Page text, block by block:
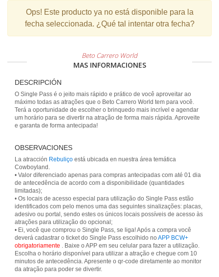
Ops! Este producto ya no está disponible para la
fecha seleccionada. ¿Qué tal intentar otra fecha?
Beto Carrero World
MAS INFORMACIONES
DESCRIPCIÓN
O Single Pass é o jeito mais rápido e prático de você aproveitar ao
máximo todas as atrações que o Beto Carrero World tem para você.
Terá a oportunidade de escolher o brinquedo mais incrível e agendar
um horário para se divertir na atração de forma mais rápida. Aproveite
e garanta de forma antecipada!
OBSERVACIONES
La atracción Rebuliço está ubicada en nuestra área temática
Cowboyland.
• Valor diferenciado apenas para compras antecipadas com até 01 dia
de antecedência de acordo com a disponibilidade (quantidades
limitadas);
• Os locais de acesso especial para utilização do Single Pass estão
identificados com pelo menos uma das seguintes sinalizações: placas,
adesivo ou portal, sendo estes os únicos locais possíveis de acesso às
atrações para utilização do opcional;
• Ei, você que comprou o Single Pass, se liga! Após a compra você
deverá cadastrar o ticket do Single Pass escolhido no APP BCW+
obrigatoriamente . Baixe o APP em seu celular para fazer a utilização.
Escolha o horário disponível para utilizar a atração e chegue com 10
minutos de antecedência. Apresente o qr-code diretamente ao monitor
da atração para poder se divertir.